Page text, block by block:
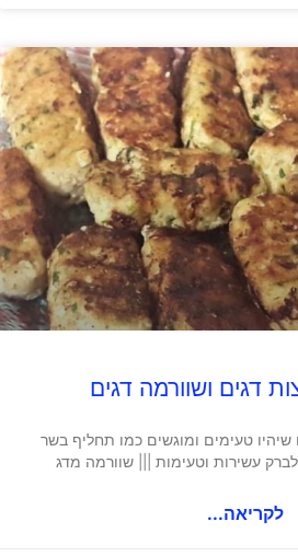
דגים ושוורמה דגים
טעימים ומוגשים כמו תחליף בשר
לברק עשירות וטעימות ||| שוורמה מדג
לקריאה...